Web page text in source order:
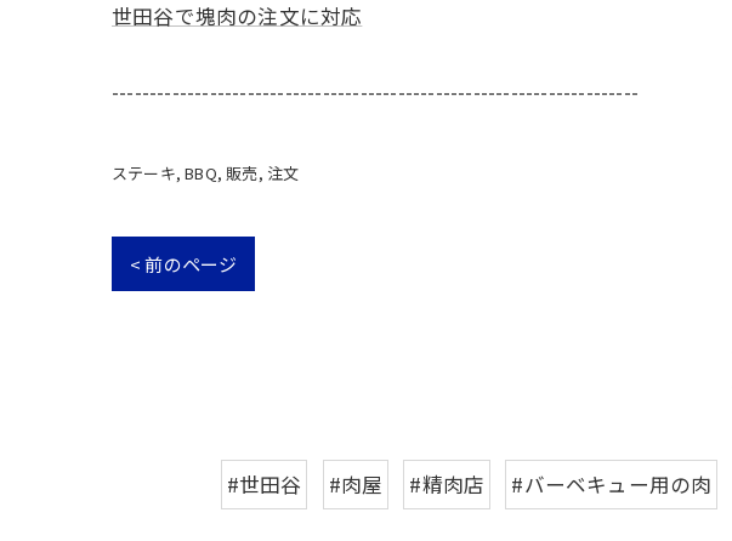
世田谷で塊肉の注文に対応
----------------------------------------------------------------------
ステーキ BBQ 販売 注文
< 前のページ
#世田谷 #肉屋 #精肉店 #バーベキュー用の肉